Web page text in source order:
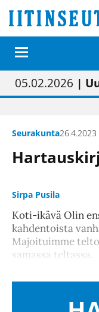
01.02.2026 | Painon
05.02.2026 |
23.04.2026 |
09.05.2026|
Seurakunta26.4.2023
Sirpa Pusila
Koti-ikävä Olin
kahdentoista
Majoituimme
samassa teltassa.